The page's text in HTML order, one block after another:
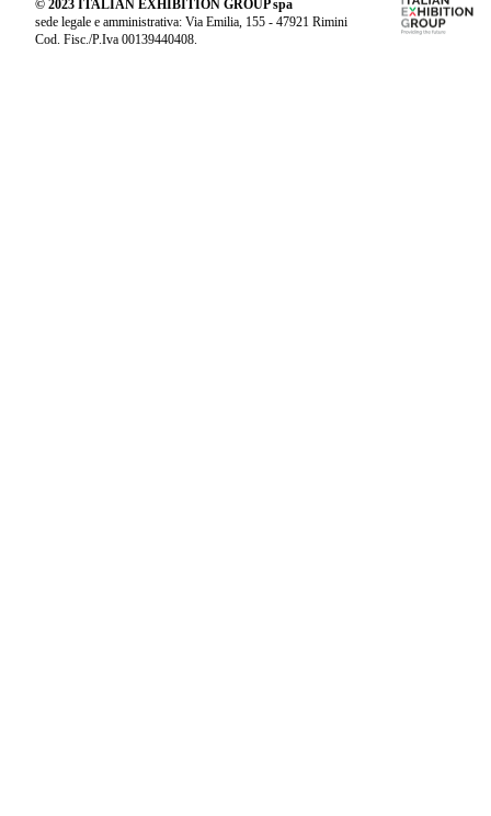
© 2023 ITALIAN EXHIBITION GROUP spa
sede legale e amministrativa: Via Emilia, 155 - 47921 Rimini
Cod. Fisc./P.Iva 00139440408.